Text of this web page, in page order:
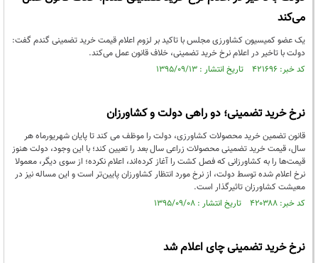
می‌کند
یک عضو کمیسیون کشاورزی مجلس با تاکید بر لزوم اعلام قیمت خرید تضمینی گندم گفت:
دولت با تاخیر در اعلام نرخ خرید تضمینی، خلاف قانون عمل می‌کند.
کد خبر: ۴۲۱۶۹۶ تاریخ انتشار : ۱۳۹۵/۰۹/۱۳
نرخ خرید تضمینی؛ دو راهی دولت و کشاورزان
قانون تضمین خرید محصولات کشاورزی، ‌دولت را موظف می کند تا پایان شهریورماه هر
سال، قیمت خرید تضمینی محصولات زراعی سال بعد را تعیین کند؛ با این وجود، دولت هنوز
قیمت‌ها را به کشاورزانی که فصل کشت را آغاز کرده‌اند، اعلام نکرده؛ از سوی دیگر، معمولا
نرخ اعلام شده توسط دولت، از نرخ مورد انتظار کشاورزان پایین‌تر است و این مساله نیز در
معیشت کشاورزان تاثیرگذار است.
کد خبر: ۴۲۰۳۸۸ تاریخ انتشار : ۱۳۹۵/۰۹/۰۸
نرخ خرید تضمینی چای اعلام شد